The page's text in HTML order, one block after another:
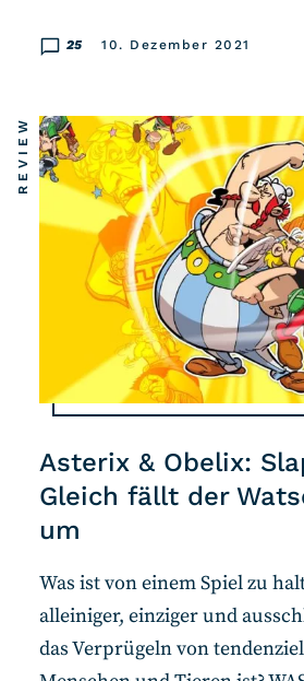
25 10. Dezember 2021
Asterix & Obelix:
Gleich fällt der
um
REVIEW
Was ist von einem Spiel zu
alleiniger, einziger und
das Verprügeln von